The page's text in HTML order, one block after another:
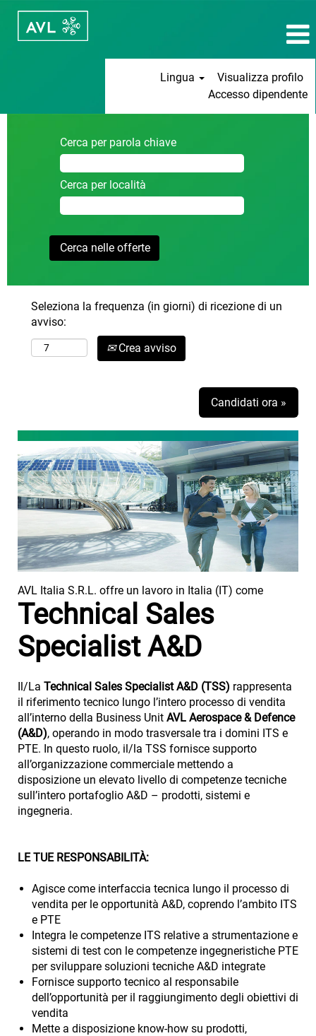
Lingua
Visualizza profilo
Accesso dipendente
Cerca per parola chiave
Cerca per località
Seleziona la frequenza (in giorni) di ricezione di un
avviso:
Crea avviso
Candidati ora »
AVL Italia S.R.L. offre un lavoro in Italia (IT) come
Technical Sales
Specialist A&D
Il/La Technical Sales Specialist A&D (TSS) rappresenta
il riferimento tecnico lungo l’intero processo di vendita
all’interno della Business Unit AVL Aerospace & Defence
(A&D), operando in modo trasversale tra i domini ITS e
PTE. In questo ruolo, il/la TSS fornisce supporto
all’organizzazione commerciale mettendo a
disposizione un elevato livello di competenze tecniche
sull’intero portafoglio A&D – prodotti, sistemi e
ingegneria.
LE TUE RESPONSABILITÀ:
Agisce come interfaccia tecnica lungo il processo di
vendita per le opportunità A&D, coprendo l’ambito ITS
e PTE
Integra le competenze ITS relative a strumentazione e
sistemi di test con le competenze ingegneristiche PTE
per sviluppare soluzioni tecniche A&D integrate
Fornisce supporto tecnico al responsabile
dell’opportunità per il raggiungimento degli obiettivi di
vendita
Mette a disposizione know-how su prodotti,